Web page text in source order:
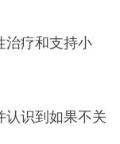
治疗和支持小
认识到如果不关